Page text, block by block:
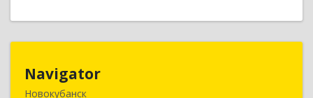
Navigator
Новокубанск